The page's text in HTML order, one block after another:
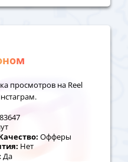
просмотров на Reel
Офферы
Нет
Да